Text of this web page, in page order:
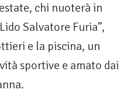
chi nuoterà in
Salvatore Furia”,
e la piscina, un
sportive e amato dai